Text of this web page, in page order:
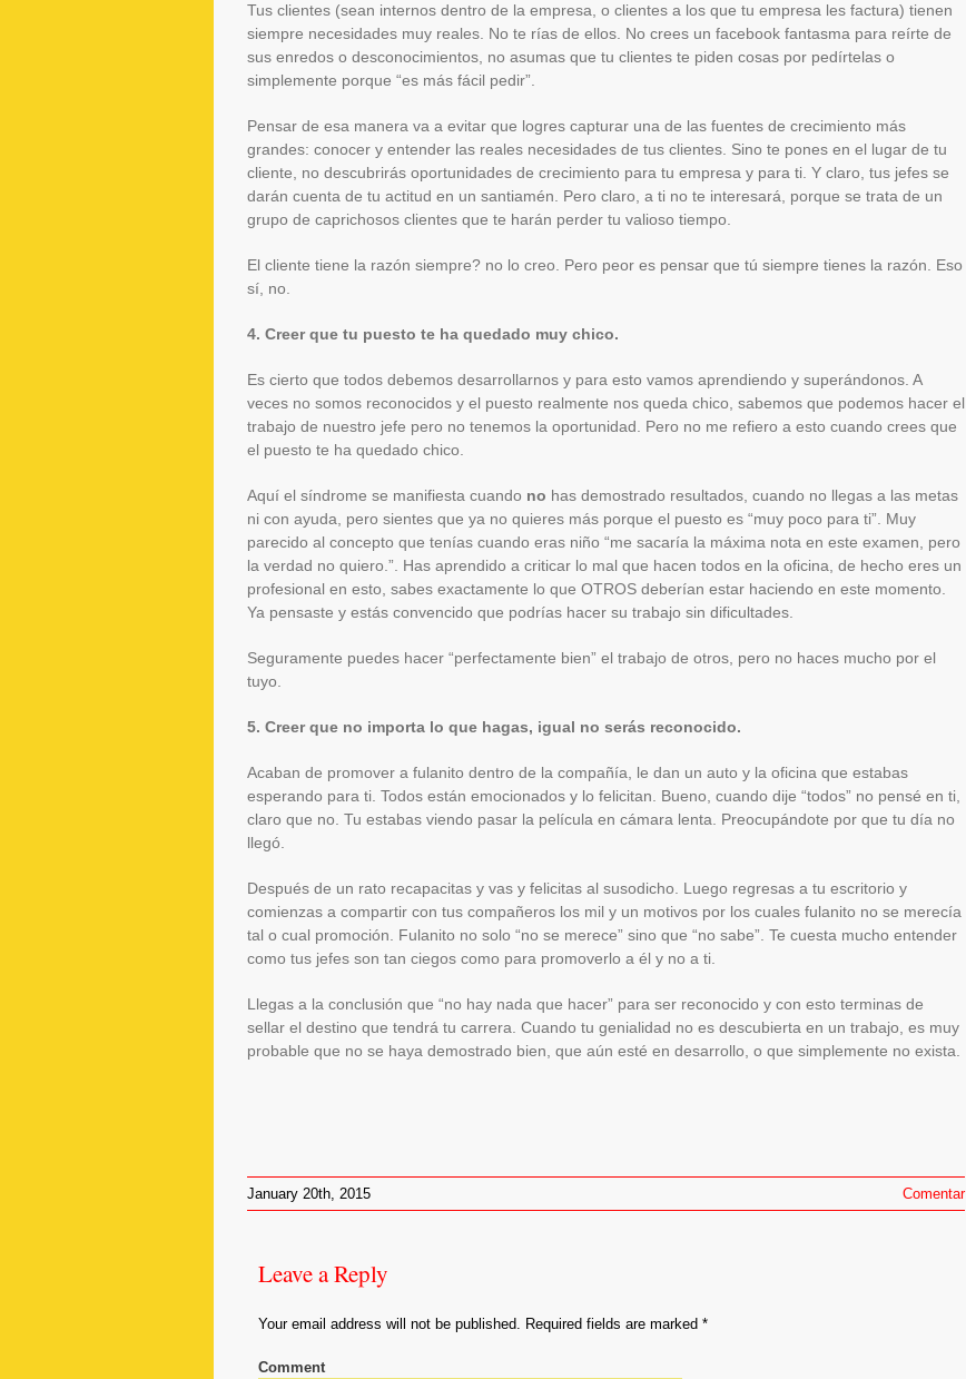
Tus clientes (sean internos dentro de la empresa, o clientes a los que tu empresa les factura) tienen
siempre necesidades muy reales. No te rías de ellos. No crees un facebook fantasma para reírte de
sus enredos o desconocimientos, no asumas que tu clientes te piden cosas por pedírtelas o
simplemente porque “es más fácil pedir”.
Pensar de esa manera va a evitar que logres capturar una de las fuentes de crecimiento más
grandes: conocer y entender las reales necesidades de tus clientes. Sino te pones en el lugar de tu
cliente, no descubrirás oportunidades de crecimiento para tu empresa y para ti. Y claro, tus jefes se
darán cuenta de tu actitud en un santiamén. Pero claro, a ti no te interesará, porque se trata de un
grupo de caprichosos clientes que te harán perder tu valioso tiempo.
El cliente tiene la razón siempre? no lo creo. Pero peor es pensar que tú siempre tienes la razón. Eso
sí, no.
4. Creer que tu puesto te ha quedado muy chico.
Es cierto que todos debemos desarrollarnos y para esto vamos aprendiendo y superándonos. A
veces no somos reconocidos y el puesto realmente nos queda chico, sabemos que podemos hacer el
trabajo de nuestro jefe pero no tenemos la oportunidad. Pero no me refiero a esto cuando crees que
el puesto te ha quedado chico.
Aquí el síndrome se manifiesta cuando no has demostrado resultados, cuando no llegas a las metas
ni con ayuda, pero sientes que ya no quieres más porque el puesto es “muy poco para ti”. Muy
parecido al concepto que tenías cuando eras niño “me sacaría la máxima nota en este examen, pero
la verdad no quiero.”. Has aprendido a criticar lo mal que hacen todos en la oficina, de hecho eres un
profesional en esto, sabes exactamente lo que OTROS deberían estar haciendo en este momento.
Ya pensaste y estás convencido que podrías hacer su trabajo sin dificultades.
Seguramente puedes hacer “perfectamente bien” el trabajo de otros, pero no haces mucho por el
tuyo.
5. Creer que no importa lo que hagas, igual no serás reconocido.
Acaban de promover a fulanito dentro de la compañía, le dan un auto y la oficina que estabas
esperando para ti. Todos están emocionados y lo felicitan. Bueno, cuando dije “todos” no pensé en ti,
claro que no. Tu estabas viendo pasar la película en cámara lenta. Preocupándote por que tu día no
llegó.
Después de un rato recapacitas y vas y felicitas al susodicho. Luego regresas a tu escritorio y
comienzas a compartir con tus compañeros los mil y un motivos por los cuales fulanito no se merecía
tal o cual promoción. Fulanito no solo “no se merece” sino que “no sabe”. Te cuesta mucho entender
como tus jefes son tan ciegos como para promoverlo a él y no a ti.
Llegas a la conclusión que “no hay nada que hacer” para ser reconocido y con esto terminas de
sellar el destino que tendrá tu carrera. Cuando tu genialidad no es descubierta en un trabajo, es muy
probable que no se haya demostrado bien, que aún esté en desarrollo, o que simplemente no exista.
January 20th, 2015 Comentar
Leave
Leave a Reply
Your email address will not be published. Required fields are marked *
Comment